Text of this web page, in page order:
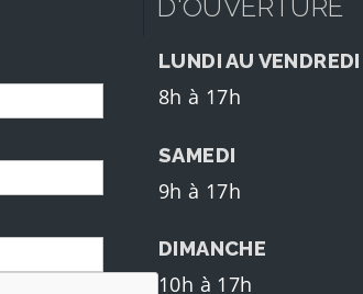
D'OUVERTURE
LUNDI AU VENDREDI
8h à 17h
SAMEDI
9h à 17h
DIMANCHE
10h à 17h